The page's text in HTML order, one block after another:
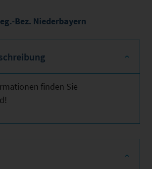
Bez. Niederbayern
finden Sie